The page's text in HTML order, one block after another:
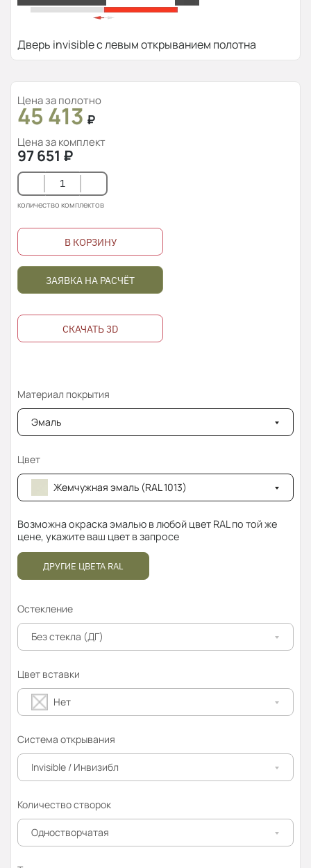
Дверь invisible с левым открыванием полотна
Цена за полотно
45 413 ₽
Цена за комплект
97 651 ₽
количество комплектов
В КОРЗИНУ
ЗАЯВКА НА РАСЧЁТ
СКАЧАТЬ 3D
Материал покрытия
Эмаль
Цвет
Жемчужная эмаль (RAL 1013)
Возможна окраска эмалью в любой цвет RAL по той же
цене, укажите ваш цвет в запросе
ДРУГИЕ ЦВЕТА RAL
Остекление
Без стекла (ДГ)
Цвет вставки
Нет
Система открывания
Invisible / Инвизибл
Количество створок
Одностворчатая